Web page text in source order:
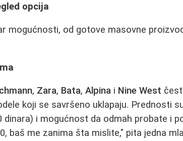
opcija
mogućnosti, od gotove masovne
, Zara, Bata,Alpina i Nine West
koji se savršeno uklapaju. Prednosti
dinara) i mogućnost da odmah probate i
baš me zanima šta mislite," pita jedna